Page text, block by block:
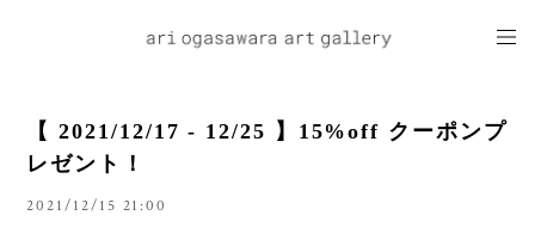
【 2021/12/17 - 12/25 】15%off クーポンプ
レゼント！
2021/12/15 21:00